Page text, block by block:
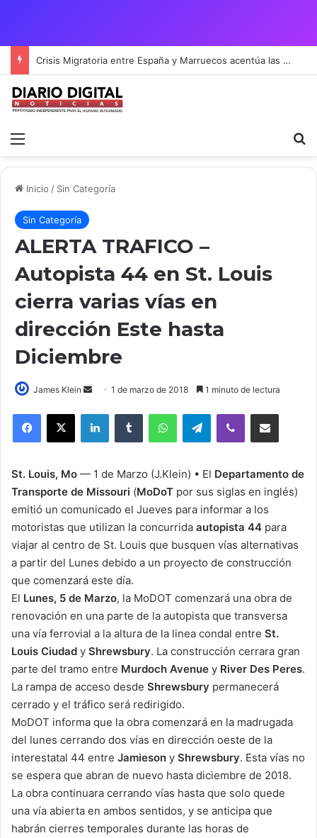
Crisis Migratoria entre España y Marruecos acentúa las tensiones diplomáticas y la fragilidad de los territorios de Ceuta y Melilla.
Inicio / Sin Categoría
Sin Categoría
ALERTA TRAFICO –
Autopista 44 en St. Louis
cierra varias vías en
dirección Este hasta
Diciembre
James Klein
n
d
n
e
m
a
i
l
1 de marzo de 2018 1 minuto de lectura
Telegram
St. Louis, Mo — 1 de Marzo (J.Klein) • El Departamento de
Transporte de Missouri (MoDoT por sus siglas en inglés)
emitió un comunicado el Jueves para informar a los
motoristas que utilizan la concurrida autopista 44 para
viajar al centro de St. Louis que busquen vías alternativas
a partir del Lunes debido a un proyecto de construcción
que comenzará este día.
El Lunes, 5 de Marzo, la MoDOT comenzará una obra de
renovación en una parte de la autopista que transversa
una vía ferrovial a la altura de la linea condal entre St.
Louis Ciudad y Shrewsbury. La construcción cerrara gran
parte del tramo entre Murdoch Avenue y River Des Peres.
La rampa de acceso desde Shrewsbury permanecerá
cerrado y el tráfico será redirigido.
MoDOT informa que la obra comenzará en la madrugada
del lunes cerrando dos vías en dirección oeste de la
interestatal 44 entre Jamieson y Shrewsbury. Esta vías no
se espera que abran de nuevo hasta diciembre de 2018.
La obra continuara cerrando vías hasta que solo quede
una vía abierta en ambos sentidos, y se anticipa que
habrán cierres temporales durante las horas de